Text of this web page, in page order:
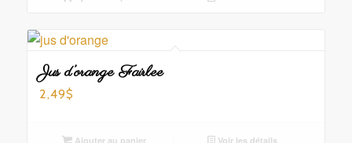
Jus d’orange Fairlee
2,49$
Ajouter au panier Voir les détails